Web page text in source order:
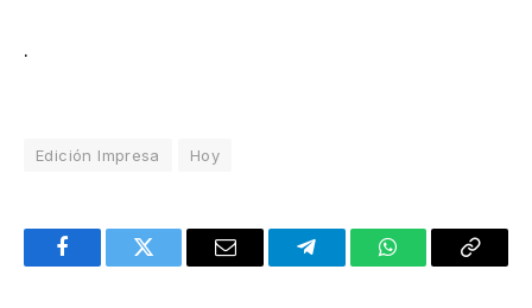
.
Edición Impresa Hoy
FacebookTwitter Email TelegramWhatsAppCopy